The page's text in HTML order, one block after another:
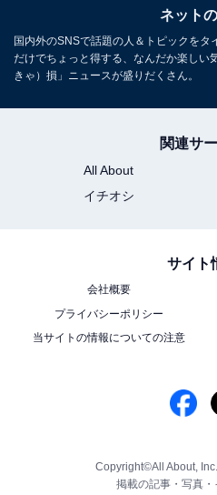
ネット
国内外のSNSで話題の人＆トピックをタ
だけでちょっと得する、なんだか楽しい
きゃ）損」ニュースが盛りだくさん。
関連サ
All About
イチオシ
サイト
会社概要
プライバシーポリシー
当サイトの情報についての注意
Copyright©All About,
掲載の記事・写真・